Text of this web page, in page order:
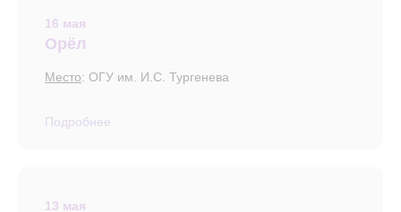
16 мая
Орёл
Место: ОГУ им. И.С. Тургенева
Подробнее
13 мая